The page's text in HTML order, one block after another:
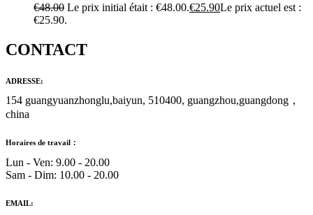
€48.00 Le prix initial était : €48.00.€25.90Le prix actuel est :
€25.90.
CONTACT
ADRESSE:
154 guangyuanzhonglu,baiyun, 510400, guangzhou,guangdong，
china
Horaires de travail：
Lun - Ven: 9.00 - 20.00
Sam - Dim: 10.00 - 20.00
EMAIL: